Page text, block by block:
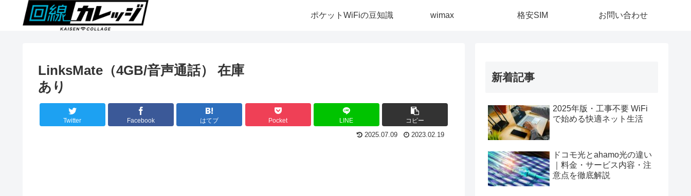
ポケットWiFiの豆知識 wimax 格安SIM お問い合わせ
LinksMate（4GB/音声通話） 在庫
あり
Twitter Facebook はてブ Pocket LINE コピー
2025.07.09 2023.02.19
新着記事
2025年版・工事不要 WiFi
で始める快適ネット生活
ドコモ光とahamo光の違い
｜料金・サービス内容・注
意点を徹底解説